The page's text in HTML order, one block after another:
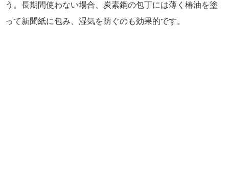
う。長期間使わない場合、炭素鋼の包丁には薄く椿油を塗
って新聞紙に包み、湿気を防ぐのも効果的です。